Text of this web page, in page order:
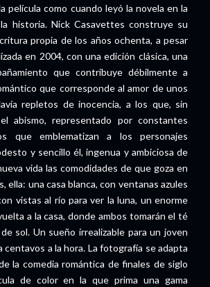
película como cuando leyó la novela en la
historia. Nick Casavettes construye su
propia de los años ochenta, a pesar
en 2004, con una edición clásica, una
que contribuye débilmente a
que corresponde al amor de unos
repletos de inocencia, a los que, sin
abismo, representado por constantes
que emblematizan a los personajes
y sencillo él, ingenua y ambiciosa de
vida las comodidades de que goza en
ella: una casa blanca, con ventanas azules
vistas al río para ver la luna, un enorme
a la casa, donde ambos tomarán el té
sol. Un sueño irrealizable para un joven
centavos a la hora. La fotografía se adapta
la comedia romántica de finales de siglo
de color en la que prima una gama